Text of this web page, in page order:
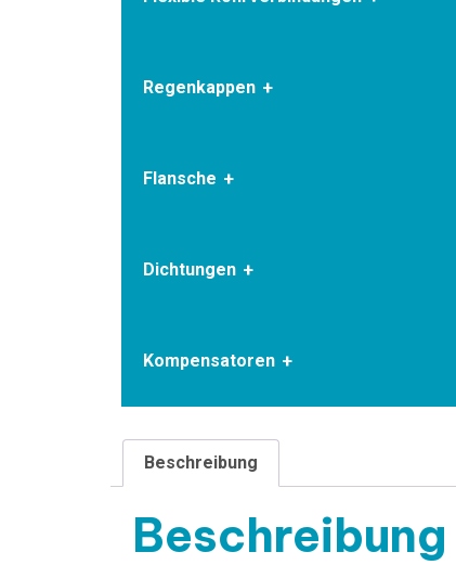
Regenkappen
Flansche
Dichtungen
Kompensatoren
Beschreibung
Beschreibung